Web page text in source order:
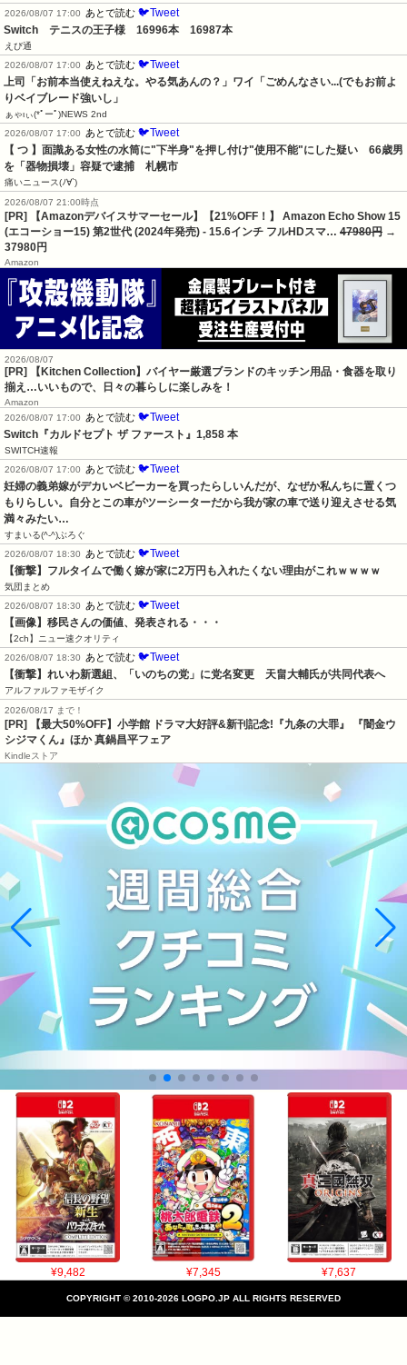
2026/08/07 17:00
あとで読む 🐦Tweet
Switch　テニスの王子様　16996本　16987本
えび通
2026/08/07 17:00
あとで読む 🐦Tweet
上司「お前本当使えねえな。やる気あんの？」ワイ「ごめんなさい...(でもお前よ
りベイブレード強いし」
ぁゃιぃ(*ﾟーﾟ)NEWS 2nd
2026/08/07 17:00
あとで読む 🐦Tweet
【 つ 】面識ある女性の水筒に"下半身"を押し付け"使用不能"にした疑い　66歳男
を「器物損壊」容疑で逮捕　札幌市
痛いニュース(ﾉ∀`)
2026/08/07 21:00時点
[PR] 【Amazonデバイスサマーセール】【21%OFF！】 Amazon Echo Show 15
(エコーショー15) 第2世代 (2024年発売) - 15.6インチ フルHDスマ… 47980円 →
37980円
Amazon
2026/08/07
[PR] 【Kitchen Collection】バイヤー厳選ブランドのキッチン用品・食器を取り
揃え…いいもので、日々の暮らしに楽しみを！
Amazon
2026/08/07 17:00 あとで読む 🐦Tweet
Switch『カルドセプト ザ ファースト』1,858 本
SWITCH速報
2026/08/07 17:00 あとで読む 🐦Tweet
妊婦の義弟嫁がデカいベビーカーを買ったらしいんだが、なぜか私んちに置くつ
もりらしい。自分とこの車がツーシーターだから我が家の車で送り迎えさせる気
満々みたい…
すまいる(^-^)ぶろぐ
2026/08/07 18:30 あとで読む 🐦Tweet
【衝撃】フルタイムで働く嫁が家に2万円も入れたくない理由がこれｗｗｗｗ
気団まとめ
2026/08/07 18:30 あとで読む 🐦Tweet
【画像】移民さんの価値、発表される・・・
【2ch】ニュー速クオリティ
2026/08/07 18:30 あとで読む 🐦Tweet
【衝撃】れいわ新選組、「いのちの党」に党名変更　天畠大輔氏が共同代表へ
アルファルファモザイク
2026/08/17 まで！
[PR] 【最大50%OFF】小学館 ドラマ大好評&新刊記念!『九条の大罪』 『闇金ウ
シジマくん』ほか 真鍋昌平フェア
Kindleストア
¥9,482 ¥7,345 ¥7,637
COPYRIGHT © 2010-2026 LOGPO.JP ALL RIGHTS RESERVED